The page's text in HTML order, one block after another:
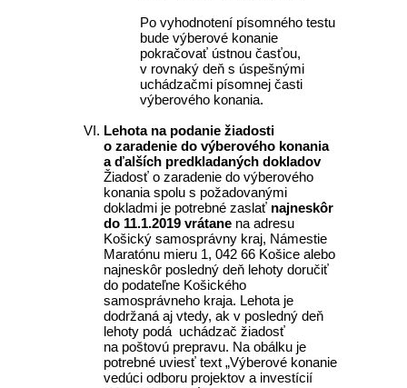
Po vyhodnotení písomného testu
bude výberové konanie
pokračovať ústnou časťou,
v rovnaký deň s úspešnými
uchádzačmi písomnej časti
výberového konania.
Lehota na podanie žiadosti
o zaradenie do výberového konania
a ďalších predkladaných dokladov
Žiadosť o zaradenie do výberového
konania spolu s požadovanými
dokladmi je potrebné zaslať najneskôr
do 11.1.2019 vrátane na adresu
Košický samosprávny kraj, Námestie
Maratónu mieru 1, 042 66 Košice alebo
najneskôr posledný deň lehoty doručiť
do podateľne Košického
samosprávneho kraja. Lehota je
dodržaná aj vtedy, ak v posledný deň
lehoty podá uchádzač žiadosť
na poštovú prepravu. Na obálku je
potrebné uviesť text „Výberové konanie
vedúci odboru projektov a investícií